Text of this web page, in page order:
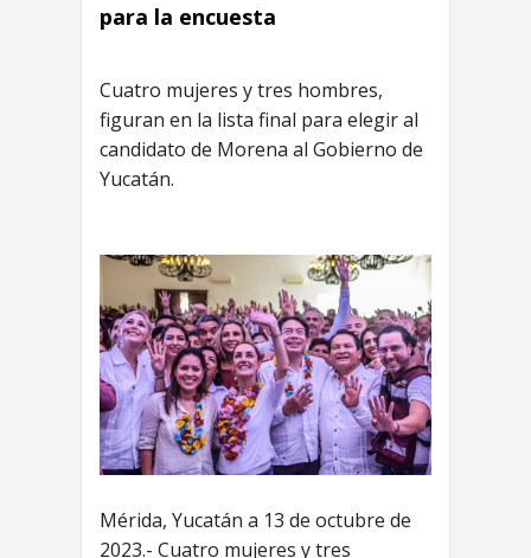
para la encuesta
Cuatro mujeres y tres hombres,
figuran en la lista final para elegir al
candidato de Morena al Gobierno de
Yucatán.
Mérida, Yucatán a 13 de octubre de
2023.- Cuatro mujeres y tres